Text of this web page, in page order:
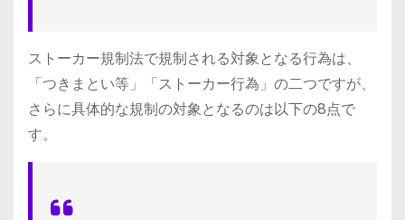
ストーカー規制法で規制される対象となる行為は、
「つきまとい等」「ストーカー行為」の二つですが、
さらに具体的な規制の対象となるのは以下の8点で
す。